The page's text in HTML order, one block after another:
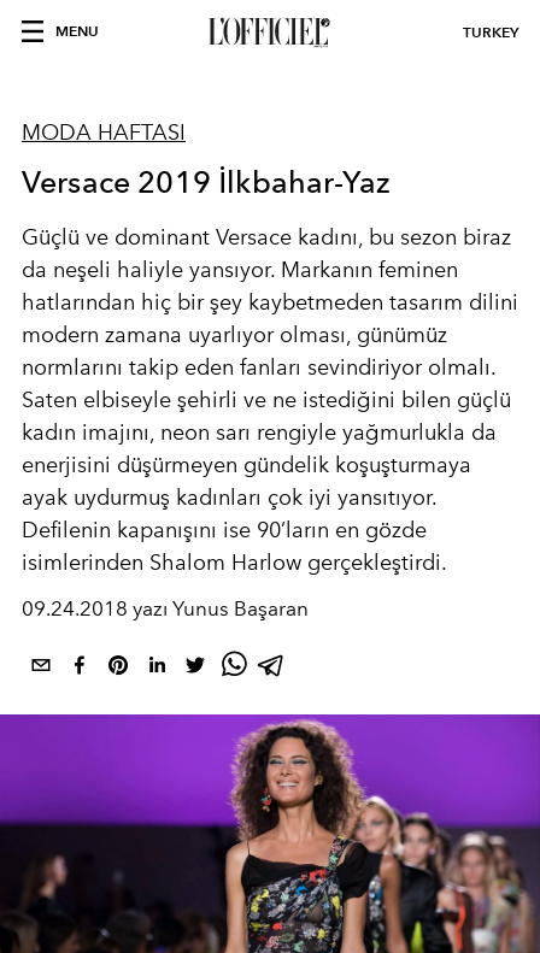
MENU TURKEY
MODA HAFTASI
Versace 2019 İlkbahar-Yaz
Güçlü ve dominant Versace kadını, bu sezon biraz
da neşeli haliyle yansıyor. Markanın feminen
hatlarından hiç bir şey kaybetmeden tasarım dilini
modern zamana uyarlıyor olması, günümüz
normlarını takip eden fanları sevindiriyor olmalı.
Saten elbiseyle şehirli ve ne istediğini bilen güçlü
kadın imajını, neon sarı rengiyle yağmurlukla da
enerjisini düşürmeyen gündelik koşuşturmaya
ayak uydurmuş kadınları çok iyi yansıtıyor.
Defilenin kapanışını ise 90’ların en gözde
isimlerinden Shalom Harlow gerçekleştirdi.
09.24.2018 yazı Yunus Başaran